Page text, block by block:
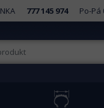
777 145 974 Po-Pá